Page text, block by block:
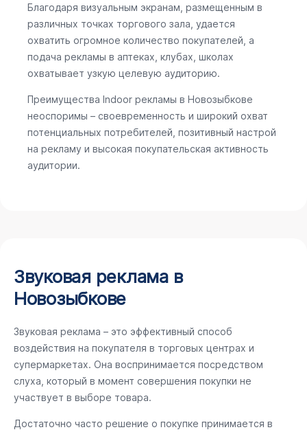
Indoor рекламы.
Благодаря визуальным экранам, размещенным в
различных точках торгового зала, удается
охватить огромное количество покупателей, а
подача рекламы в аптеках, клубах, школах
охватывает узкую целевую аудиторию.
Преимущества Indoor рекламы в Новозыбкове
неоспоримы – своевременность и широкий охват
потенциальных потребителей, позитивный настрой
на рекламу и высокая покупательская активность
аудитории.
Звуковая реклама в
Новозыбкове
Звуковая реклама – это эффективный способ
воздействия на покупателя в торговых центрах и
супермаркетах. Она воспринимается посредством
слуха, который в момент совершения покупки не
участвует в выборе товара.
Достаточно часто решение о покупке принимается в